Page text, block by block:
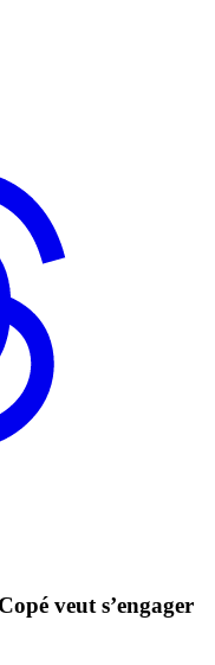
veut s’engager